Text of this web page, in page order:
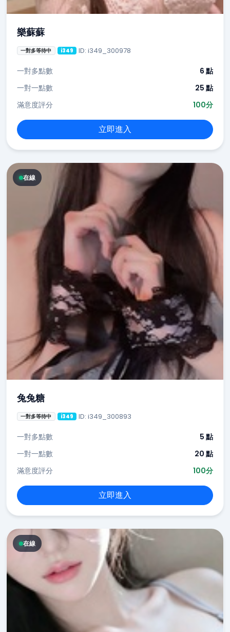
樂蘇蘇
一對多等待中 i349 ID: i349_300978
一對多點數
6 點
一對一點數
25 點
滿意度評分
100分
立即進入
在線
兔兔糖
一對多等待中 i349 ID: i349_300893
一對多點數
5 點
一對一點數
20 點
滿意度評分
100分
立即進入
在線